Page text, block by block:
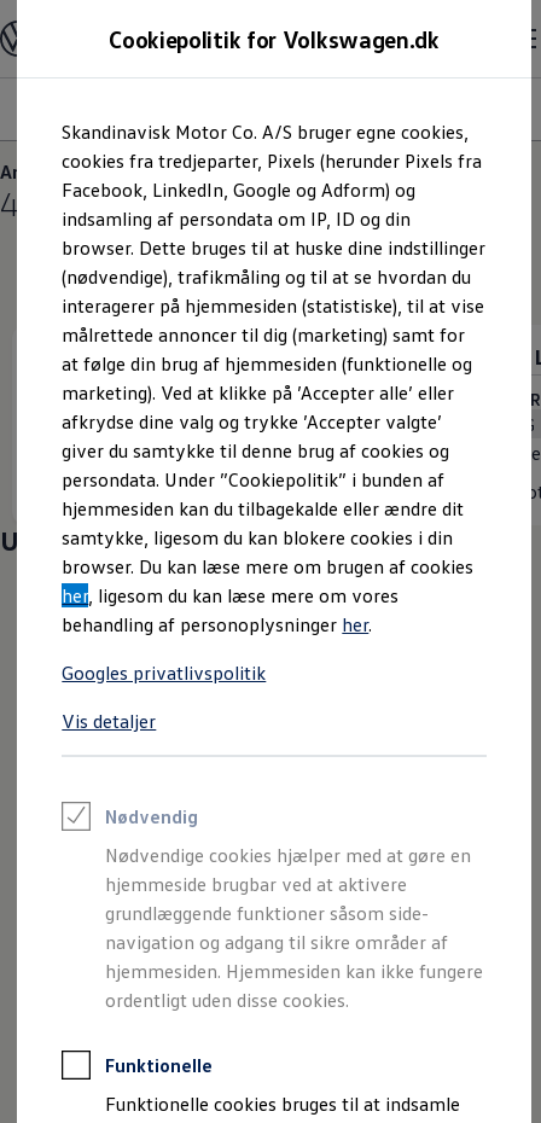
Cookiepolitik for Volkswagen.dk
Skandinavisk Motor Co. A/S bruger egne cookies,
cookies fra tredjeparter, Pixels (herunder Pixels fra
Facebook, LinkedIn, Google og Adform) og
indsamling af persondata om IP, ID og din
browser. Dette bruges til at huske dine indstillinger
(nødvendige), trafikmåling og til at se hvordan du
interagerer på hjemmesiden (statistiske), til at vise
målrettede annoncer til dig (marketing) samt for
at følge din brug af hjemmesiden (funktionelle og
marketing). Ved at klikke på ’Accepter alle’ eller
afkrydse dine valg og trykke ’Accepter valgte’
giver du samtykke til denne brug af cookies og
persondata. Under ”Cookiepolitik” i bunden af
hjemmesiden kan du tilbagekalde eller ændre dit
samtykke, ligesom du kan blokere cookies i din
browser. Du kan læse mere om brugen af cookies
her, ligesom du kan læse mere om vores
behandling af personoplysninger her.
Googles privatlivspolitik
Vis detaljer
Nødvendig
Nødvendige cookies hjælper med at gøre en
hjemmeside brugbar ved at aktivere
grundlæggende funktioner såsom side-
navigation og adgang til sikre områder af
hjemmesiden. Hjemmesiden kan ikke fungere
ordentligt uden disse cookies.
Funktionelle
Funktionelle cookies bruges til at indsamle
hovedindhold
footer
Modeller og konfigurator
Byg din Volkswagen
Alle modeller
Kend din Volkswagen
Erhvervsbiler
Værktøjskassen
ConnectedFleet
Service
California on Tour app
Elektriske biler
Elbiler
ID. Polo
ID. Cross
ID.3 Neo
ID.4
ID.5
ID.7
ID.7 Tourer
ID. Buzz
Konceptbiler
ID. EVERY1
ID. 2all & ID. GTI
Varebiler på el
Elektromobilitet i dagligdagen
Eldrevne modeller
ID. Buzz Cargo
Opladning og Rækkevidde
Opladning med Clever
Opladning med Clever - Erhvervsbiler
Udregn din rækkevidde
Lær din ID. at kende
Varmepumpe
Energieffektivitet
Teaser Battery Regulation
Software og konnektivitet
ID. Software 6.0
ID.- softwareversioner og opdateringer
Grænseflader til din ID.
Køb og leasing
Lagerbiler til hurtig levering
Book en prøvetur
Bestil et tilbud
Brugte biler
Amarok
4 varianter
Style
MOTORER (1 tilgængelig)
ASG
All Wheel Drive
Ydelse
177kW
Motor
3L
ASG
Udforsk mere